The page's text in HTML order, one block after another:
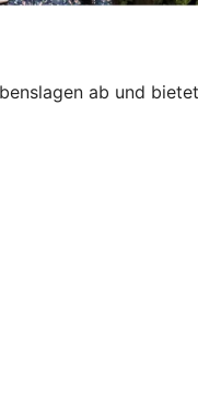
ab und